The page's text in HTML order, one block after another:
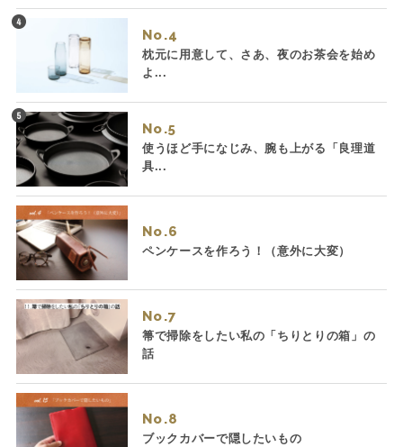
No.
枕元に用意して、さあ、夜のお茶会を始め
よ...
No.
使うほど手になじみ、腕も上がる「良理道
具...
No.
ペンケースを作ろう！（意外に大変）
No.
箒で掃除をしたい私の「ちりとりの箱」の
話
No.
ブックカバーで隠したいもの